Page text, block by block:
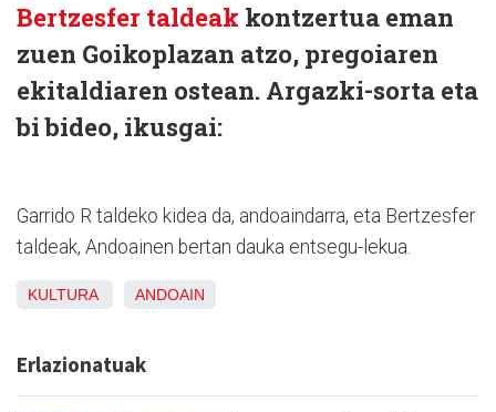
Bertzesfer taldeak kontzertua eman
zuen Goikoplazan atzo, pregoiaren
ekitaldiaren ostean. Argazki-sorta eta
bi bideo, ikusgai:
Garrido R taldeko kidea da, andoaindarra, eta Bertzesfer
taldeak, Andoainen bertan dauka entsegu-lekua.
KULTURA ANDOAIN
Erlazionatuak